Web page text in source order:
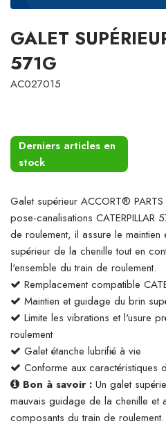
GALET
571G
AC027015
Derniers articles en
stock
Galet supérieur ACCORT®
pose-canalisations CATERPILLAR
de roulement, il assure le
supérieur de la chenille tout en
l'ensemble du train de roulement.
Remplacement compatible
Maintien et guidage du brin
Limite les vibrations et l'usure
roulement
Galet étanche lubrifié à vie
Conforme aux caractéristiques
Bon à savoir : Un galet
mauvais guidage de la chenille et
composants du train de